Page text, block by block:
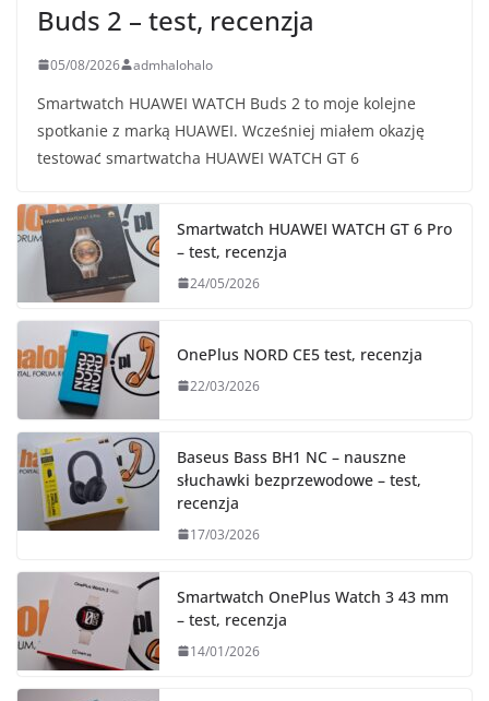
Buds 2 – test, recenzja
05/08/2026 admhalohalo
Smartwatch HUAWEI WATCH Buds 2 to moje kolejne
spotkanie z marką HUAWEI. Wcześniej miałem okazję
testować smartwatcha HUAWEI WATCH GT 6
Smartwatch HUAWEI WATCH GT 6 Pro
– test, recenzja
24/05/2026
OnePlus NORD CE5 test, recenzja
22/03/2026
Baseus Bass BH1 NC – nauszne
słuchawki bezprzewodowe – test,
recenzja
17/03/2026
Smartwatch OnePlus Watch 3 43 mm
– test, recenzja
14/01/2026